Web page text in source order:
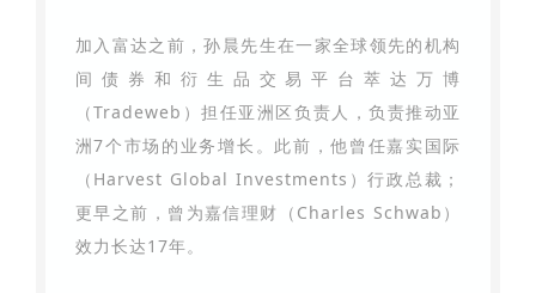
加入富达之前，孙晨先生在一家全球领先的机构
间债券和衍生品交易平台萃达万博
（Tradeweb）担任亚洲区负责人，负责推动亚
洲7个市场的业务增长。此前，他曾任嘉实国际
（Harvest Global Investments）行政总裁；
更早之前，曾为嘉信理财（Charles Schwab）
效力长达17年。